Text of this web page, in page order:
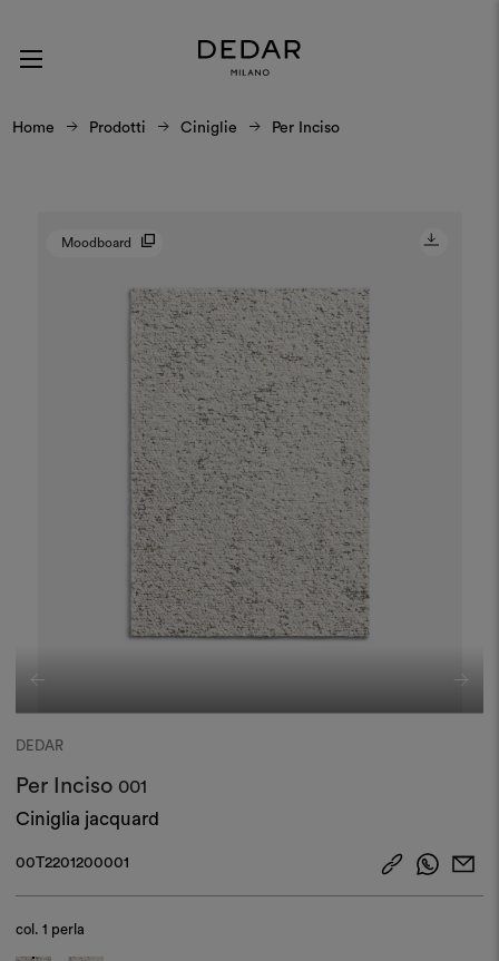
Home Prodotti Ciniglie Per Inciso
Moodboard
DEDAR
Per Inciso 001
Ciniglia jacquard
00T2201200001
col.1 perla